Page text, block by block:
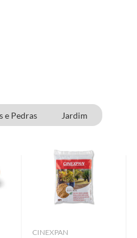
e Pedras Jardim
CINEXPAN